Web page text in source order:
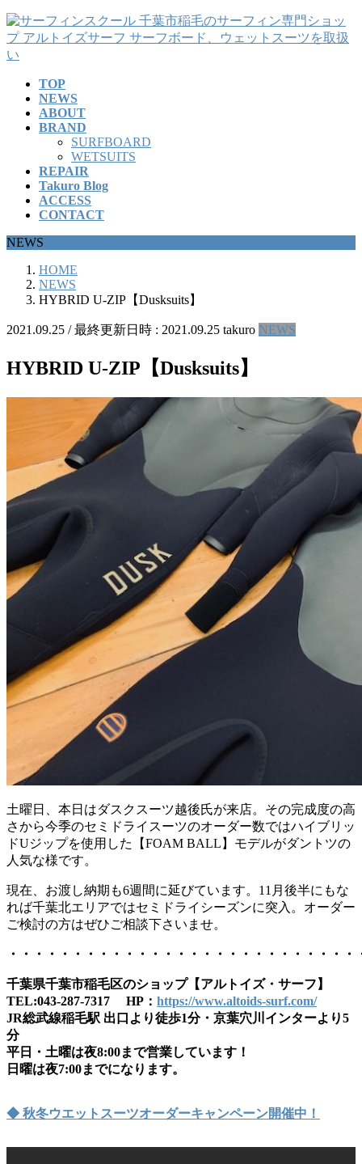
コ
ン
テ
ナ
ビ
ゲ
TOP
NEWS
ABOUT
BRAND
SURFBOARD
WETSUITS
REPAIR
Takuro Blog
ACCESS
CONTACT
NEWS
HOME
NEWS
HYBRID U-ZIP【Dusksuits】
2021.09.25 / 最終更新日時 : 2021.09.25 takuro NEWS
HYBRID U-ZIP【Dusksuits】
土曜日、本日はダスクスーツ越後氏が来店。その完成度の高
さから今季のセミドライスーツのオーダー数ではハイブリッ
ドUジップを使用した【FOAM BALL】モデルがダントツの
人気な様です。
現在、お渡し納期も6週間に延びています。11月後半にもな
れば千葉北エリアではセミドライシーズンに突入。オーダー
ご検討の方はぜひご相談下さいませ。
・・・・・・・・・・・・・・・・・・・・・・・・・・
千葉県千葉市稲毛区のショップ【アルトイズ・サーフ】
TEL:043-287-7317 HP： https://www.altoids-surf.com/
JR総武線稲毛駅 出口より徒歩1分・京葉穴川インターより5
分
平日・土曜は夜8:00まで営業しています！
日曜は夜7:00までになります。
◆ 秋冬ウエットスーツオーダーキャンペーン開催中！